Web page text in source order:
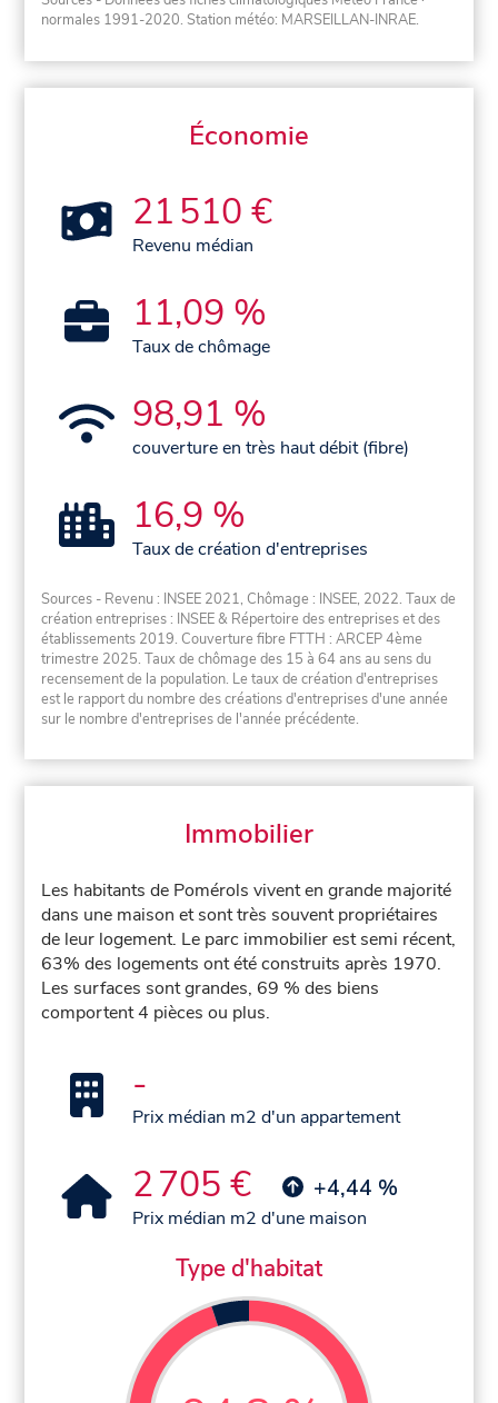
normales 1991-2020. Station météo: MARSEILLAN-INRAE.
Économie
21 510 €
Revenu médian
11,09 %
Taux de chômage
98,91 %
couverture en très haut débit (fibre)
16,9 %
Taux de création d'entreprises
Sources - Revenu : INSEE 2021, Chômage : INSEE, 2022. Taux de
création entreprises : INSEE & Répertoire des entreprises et des
établissements 2019. Couverture fibre FTTH : ARCEP 4ème
trimestre 2025. Taux de chômage des 15 à 64 ans au sens du
recensement de la population. Le taux de création d'entreprises
est le rapport du nombre des créations d'entreprises d'une année
sur le nombre d'entreprises de l'année précédente.
Immobilier
Les habitants de Pomérols vivent en grande majorité
dans une maison et sont très souvent propriétaires
de leur logement. Le parc immobilier est semi récent,
63% des logements ont été construits après 1970.
Les surfaces sont grandes, 69 % des biens
comportent 4 pièces ou plus.
-
Prix médian m2 d'un appartement
2 705 € +4,44 %
Prix médian m2 d'une maison
Type d'habitat